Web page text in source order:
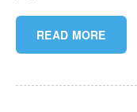
READ MORE